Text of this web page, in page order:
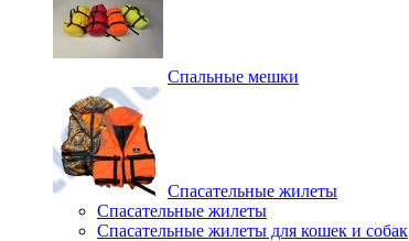
Спальные мешки
Спасательные жилеты
Спасательные жилеты
Спасательные жилеты для кошек и собак